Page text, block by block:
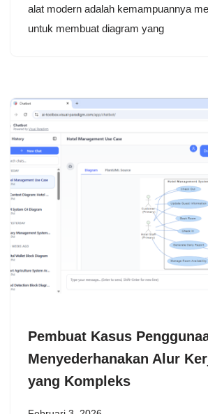
alat modern adalah kemampuannya
untuk membuat diagram yang
Pembuat Kasus
Menyederhanakan Alur
yang Kompleks